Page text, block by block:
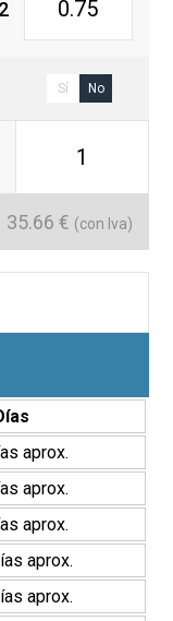
decorativas.
o baños con un
Sí No
1
35.66 € (con Iva)
aprox.
aprox.
aprox.
aprox.
aprox.